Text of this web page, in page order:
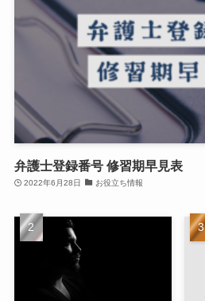
弁護士登録番号 修習期早見表
2022年6月28日 お役立ち情報